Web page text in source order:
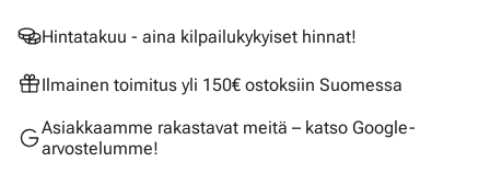
Hintatakuu - aina kilpailukykyiset hinnat!
Ilmainen toimitus yli 150€ ostoksiin Suomessa
Asiakkaamme rakastavat meitä – katso Google-
arvostelumme!